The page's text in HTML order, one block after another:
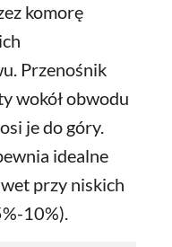
komorę
Przenośnik
wokół obwodu
je do góry.
idealne
przy niskich
10%).